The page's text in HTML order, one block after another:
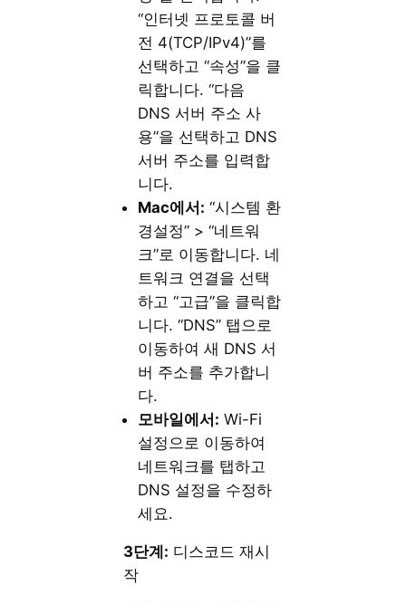
“인터넷 프로토콜 버
전 4(TCP/IPv4)”를
선택하고 “속성”을 클
릭합니다. “다음
DNS 서버 주소 사
용”을 선택하고 DNS
서버 주소를 입력합
니다.
Mac에서: “시스템 환
경설정” > “네트워
크”로 이동합니다. 네
트워크 연결을 선택
하고 “고급”을 클릭합
니다. “DNS” 탭으로
이동하여 새 DNS 서
버 주소를 추가합니
다.
모바일에서: Wi-Fi
설정으로 이동하여
네트워크를 탭하고
DNS 설정을 수정하
세요.
3단계: 디스코드 재시
작